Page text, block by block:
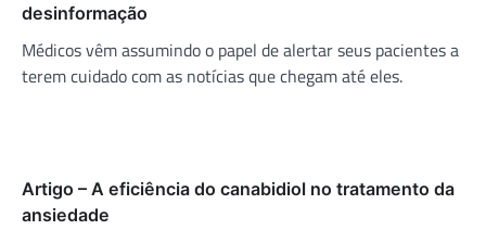
desinformação
Médicos vêm assumindo o papel de alertar seus pacientes a
terem cuidado com as notícias que chegam até eles.
Artigo – A eficiência do canabidiol no tratamento da
ansiedade